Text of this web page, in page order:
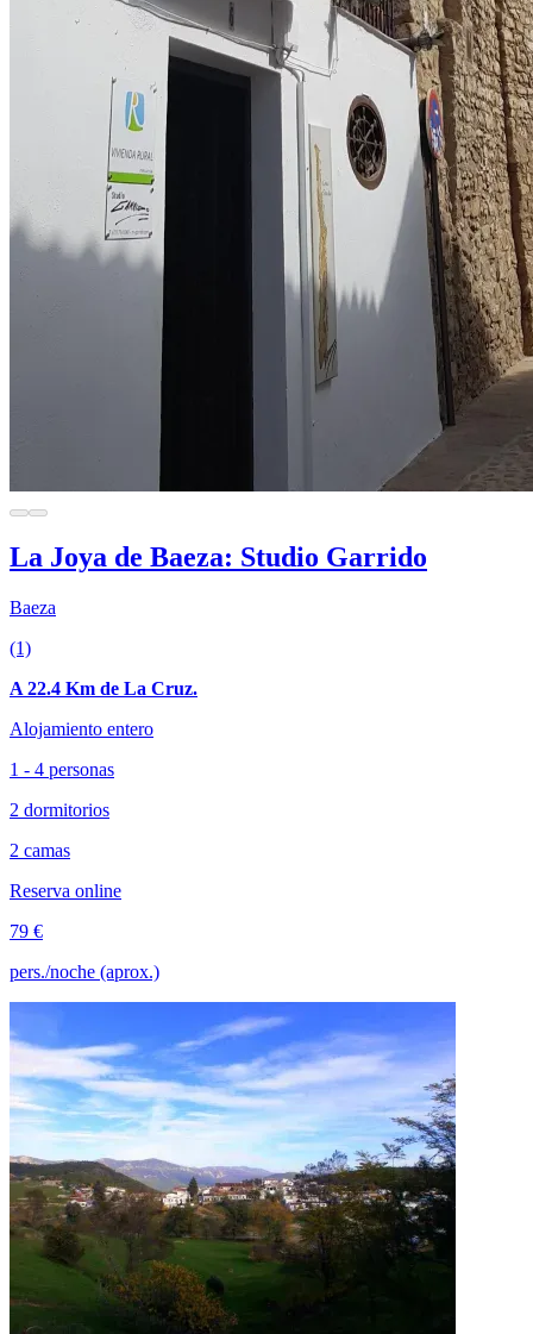
La Joya de Baeza: Studio Garrido
Baeza
(1)
A 22.4 Km de La Cruz.
Alojamiento entero
1 - 4 personas
2 dormitorios
2 camas
Reserva online
79 €
pers./noche (aprox.)